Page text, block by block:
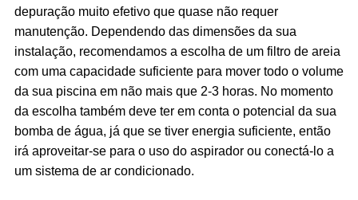
depuração muito efetivo que quase não requer
manutenção. Dependendo das dimensões da sua
instalação, recomendamos a escolha de um filtro de areia
com uma capacidade suficiente para mover todo o volume
da sua piscina em não mais que 2-3 horas. No momento
da escolha também deve ter em conta o potencial da sua
bomba de água, já que se tiver energia suficiente, então
irá aproveitar-se para o uso do aspirador ou conectá-lo a
um sistema de ar condicionado.